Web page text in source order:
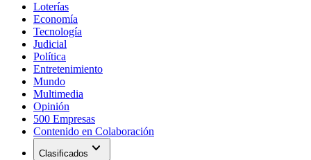
Loterías
Economía
Tecnología
Judicial
Política
Entretenimiento
Mundo
Multimedia
Opinión
500 Empresas
Contenido en Colaboración
Clasificados expand_more